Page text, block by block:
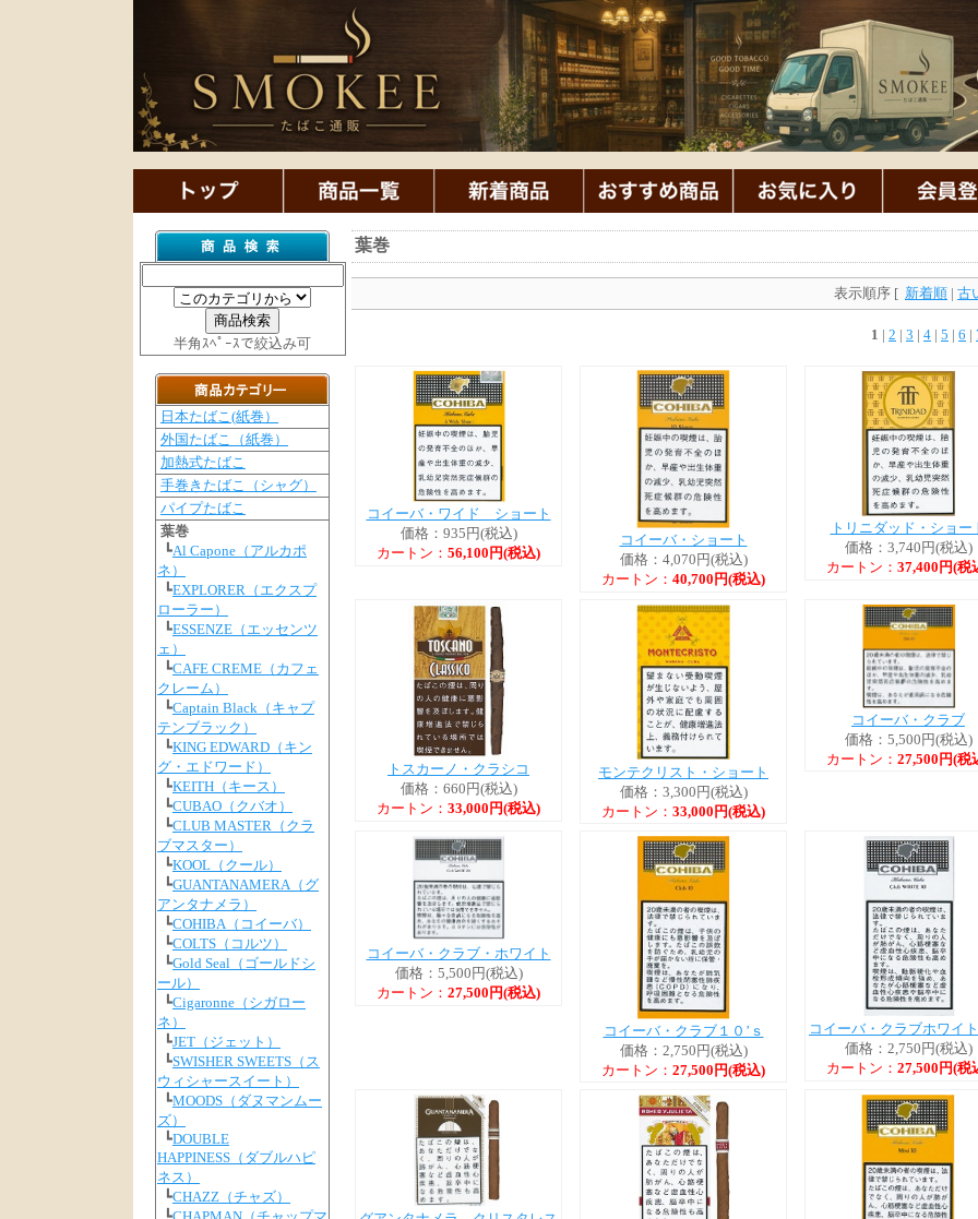
半角ｽﾍﾟｰｽで絞込み可
日本たばこ(紙巻）
外国たばこ（紙巻）
加熱式たばこ
手巻きたばこ（シャグ）
パイプたばこ
葉巻
┗Al Capone（アルカポ
ネ）
┗EXPLORER（エクスプ
ローラー）
┗ESSENZE（エッセンツ
ェ）
┗CAFE CREME（カフェ
クレーム）
┗Captain Black（キャプ
テンブラック）
┗KING EDWARD（キン
グ・エドワード）
┗KEITH（キース）
┗CUBAO（クバオ）
┗CLUB MASTER（クラ
ブマスター）
┗KOOL（クール）
┗GUANTANAMERA（グ
アンタナメラ）
┗COHIBA（コイーバ）
┗COLTS（コルツ）
┗Gold Seal（ゴールドシ
ール）
┗Cigaronne（シガロー
ネ）
┗JET（ジェット）
┗SWISHER SWEETS（ス
ウィシャースイート）
┗MOODS（ダヌマンムー
ズ）
┗DOUBLE
HAPPINESS（ダブルハピ
ネス）
┗CHAZZ（チャズ）
葉巻
表示順序 [ 新着順 | 古
1 | 2 | 3 | 4 | 5 | 6 |
コイーバ・ワイド ショート
価格：935円(税込)
カートン： 56,100円(税込)
コイーバ・ショート
価格：4,070円(税込)
カートン： 40,700円(税込)
トリニダッド・ショー
価格：3,740円(税込)
カートン： 37,400円(税
トスカーノ・クラシコ
価格：660円(税込)
カートン： 33,000円(税込)
モンテクリスト・ショート
価格：3,300円(税込)
カートン： 33,000円(税込)
コイーバ・クラブ
価格：5,500円(税込)
カートン： 27,500円(税
コイーバ・クラブ・ホワイト
価格：5,500円(税込)
カートン： 27,500円(税込)
コイーバ・クラブ１０’ｓ
価格：2,750円(税込)
カートン： 27,500円(税込)
コイーバ・クラブホワイ
価格：2,750円(税込)
カートン： 27,500円(税